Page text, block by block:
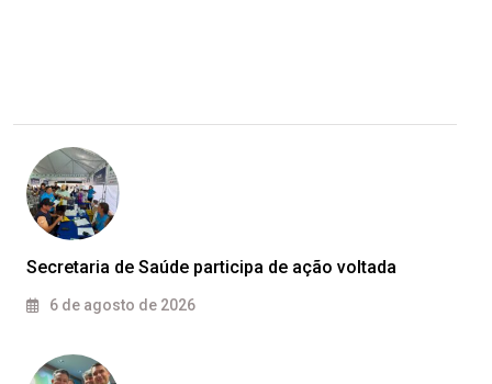
Secretaria de Saúde participa de ação voltada
6 de agosto de 2026